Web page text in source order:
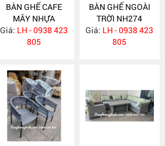
BÀN GHẾ CAFE
MÂY NHỰA
NGOÀI TRỜI
NH275
Giá: LH - 0938 423
805
BÀN GHẾ NGOÀI
TRỜI NH274
Giá: LH - 0938 423
805